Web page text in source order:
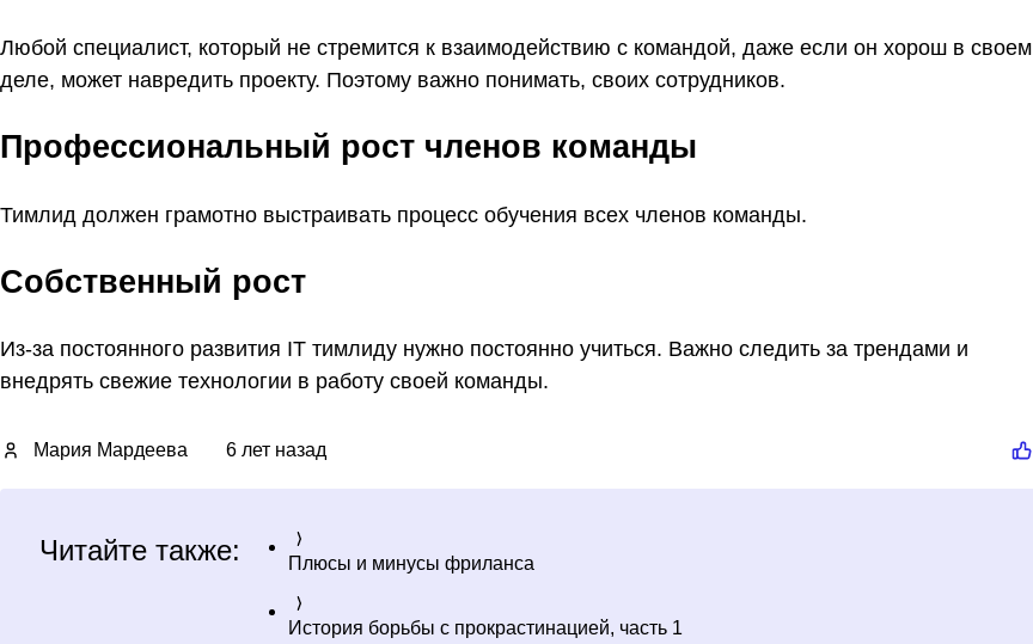
Любой специалист, который не стремится к взаимодействию с командой, даже если он хорош в своем
деле, может навредить проекту. Поэтому важно понимать, своих сотрудников.
Профессиональный рост членов команды
Тимлид должен грамотно выстраивать процесс обучения всех членов команды.
Собственный рост
Из-за постоянного развития IT тимлиду нужно постоянно учиться. Важно следить за трендами и
внедрять свежие технологии в работу своей команды.
Мария Мардеева 6 лет назад
Читайте также: Плюсы и минусы фриланса
История борьбы с прокрастинацией, часть 1